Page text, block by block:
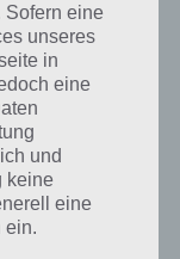
Sofern eine
unseres
in
eine
und
keine
eine